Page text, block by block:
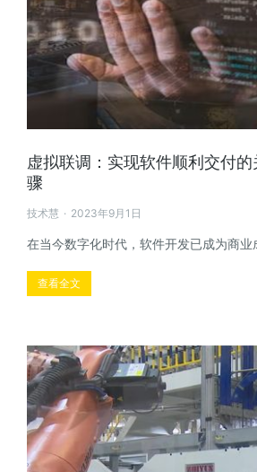
虚拟联调：实现软件顺利交付的
骤
技术慧 2023年9月1日
在当今数字化时代，软件开发已成为商
查看全文